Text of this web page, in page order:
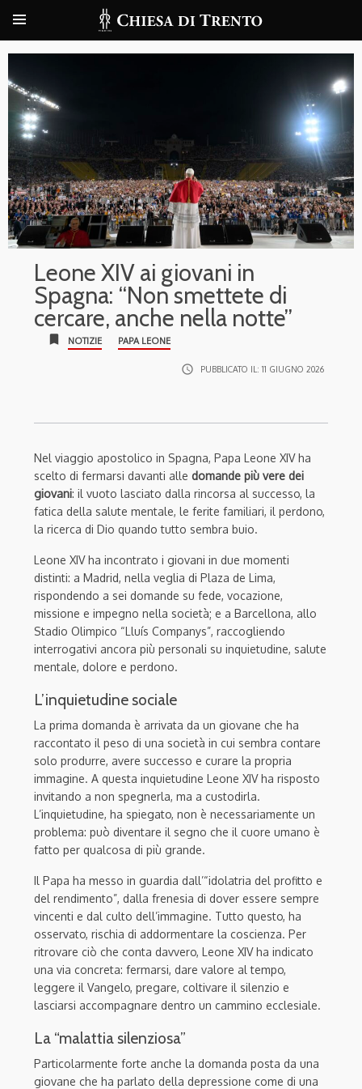
Leone XIV ai giovani in
Spagna: “Non smettete di
cercare, anche nella notte”
bookmark NOTIZIE PAPA LEONE
access_time PUBBLICATO IL: 11 GIUGNO 2026
Nel viaggio apostolico in Spagna, Papa Leone XIV ha
scelto di fermarsi davanti alle domande più vere dei
giovani: il vuoto lasciato dalla rincorsa al successo, la
fatica della salute mentale, le ferite familiari, il perdono,
la ricerca di Dio quando tutto sembra buio.
Leone XIV ha incontrato i giovani in due momenti
distinti: a Madrid, nella veglia di Plaza de Lima,
rispondendo a sei domande su fede, vocazione,
missione e impegno nella società; e a Barcellona, allo
Stadio Olimpico “Lluís Companys”, raccogliendo
interrogativi ancora più personali su inquietudine, salute
mentale, dolore e perdono.
L’inquietudine sociale
La prima domanda è arrivata da un giovane che ha
raccontato il peso di una società in cui sembra contare
solo produrre, avere successo e curare la propria
immagine. A questa inquietudine Leone XIV ha risposto
invitando a non spegnerla, ma a custodirla.
L’inquietudine, ha spiegato, non è necessariamente un
problema: può diventare il segno che il cuore umano è
fatto per qualcosa di più grande.
Il Papa ha messo in guardia dall’“idolatria del profitto e
del rendimento”, dalla frenesia di dover essere sempre
vincenti e dal culto dell’immagine. Tutto questo, ha
osservato, rischia di addormentare la coscienza. Per
ritrovare ciò che conta davvero, Leone XIV ha indicato
una via concreta: fermarsi, dare valore al tempo,
leggere il Vangelo, pregare, coltivare il silenzio e
lasciarsi accompagnare dentro un cammino ecclesiale.
La “malattia silenziosa”
Particolarmente forte anche la domanda posta da una
giovane che ha parlato della depressione come di una